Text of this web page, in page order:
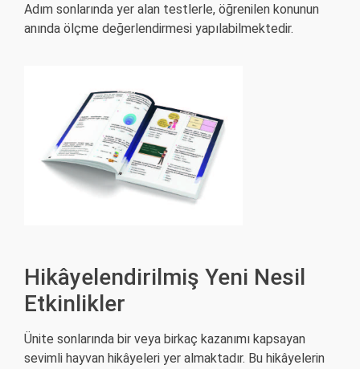
Adım sonlarında yer alan testlerle, öğrenilen konunun
anında ölçme değerlendirmesi yapılabilmektedir.
Hikâyelendirilmiş Yeni Nesil
Etkinlikler
Ünite sonlarında bir veya birkaç kazanımı kapsayan
sevimli hayvan hikâyeleri yer almaktadır. Bu hikâyelerin